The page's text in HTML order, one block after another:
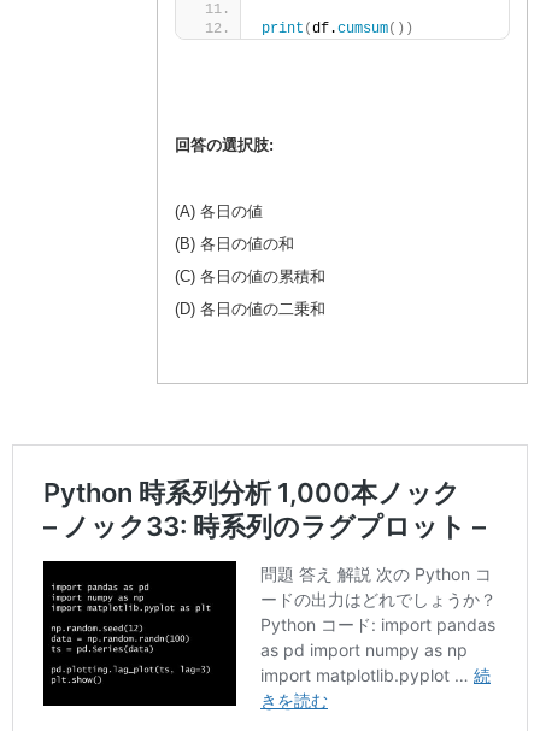
print (df.cumsum())
回答の選択肢:
(A) 各日の値
(B) 各日の値の和
(C) 各日の値の累積和
(D) 各日の値の二乗和